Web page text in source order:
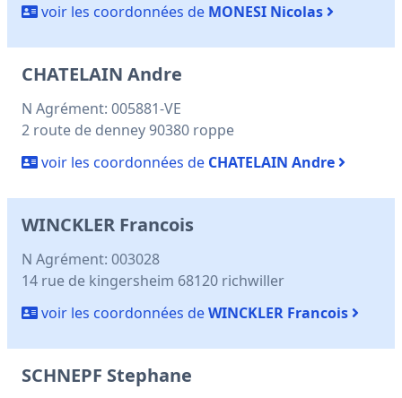
voir les coordonnées de MONESI Nicolas
CHATELAIN Andre
N Agrément: 005881-VE
2 route de denney 90380 roppe
voir les coordonnées de CHATELAIN Andre
WINCKLER Francois
N Agrément: 003028
14 rue de kingersheim 68120 richwiller
voir les coordonnées deWINCKLER Francois
SCHNEPF Stephane